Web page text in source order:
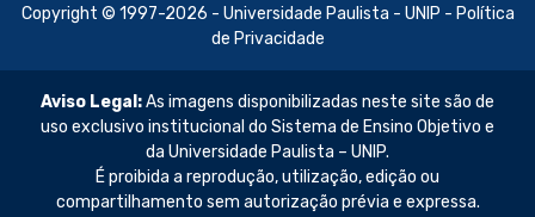
Copyright © 1997-2026 - Universidade Paulista - UNIP - Política
de Privacidade
Aviso Legal:As imagens disponibilizadas neste site são de
uso exclusivo institucional do Sistema de Ensino Objetivo e
da Universidade Paulista – UNIP.
É proibida a reprodução, utilização, edição ou
compartilhamento sem autorização prévia e expressa.